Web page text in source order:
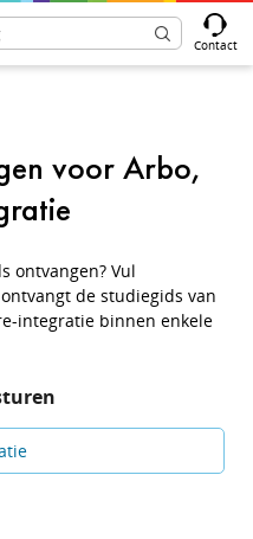
Contact
voor Arbo,
ontvangen? Vul
de studiegids van
integratie binnen enkele